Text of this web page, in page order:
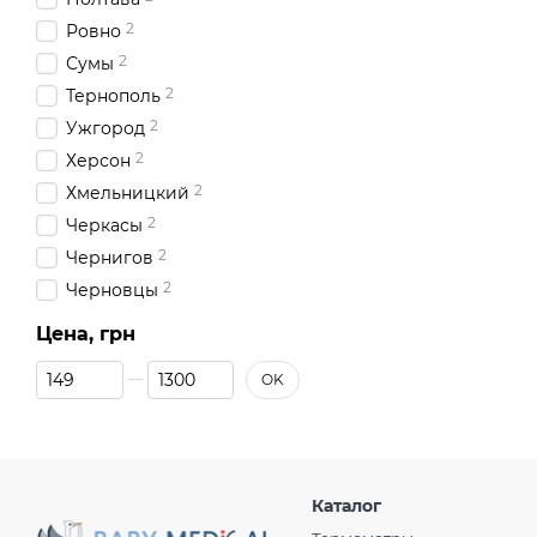
Ровно 2
Сумы 2
Тернополь 2
Ужгород 2
Херсон 2
Хмельницкий 2
Черкасы 2
Чернигов 2
Черновцы 2
Цена, грн
От Цена, грн
До Цена, грн OK
Каталог